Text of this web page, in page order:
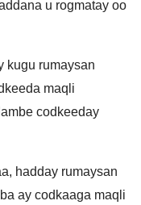
u rogmatay oo
kugu rumaysan
maqli
codkeeday
hadday rumaysan
ay codkaaga maqli